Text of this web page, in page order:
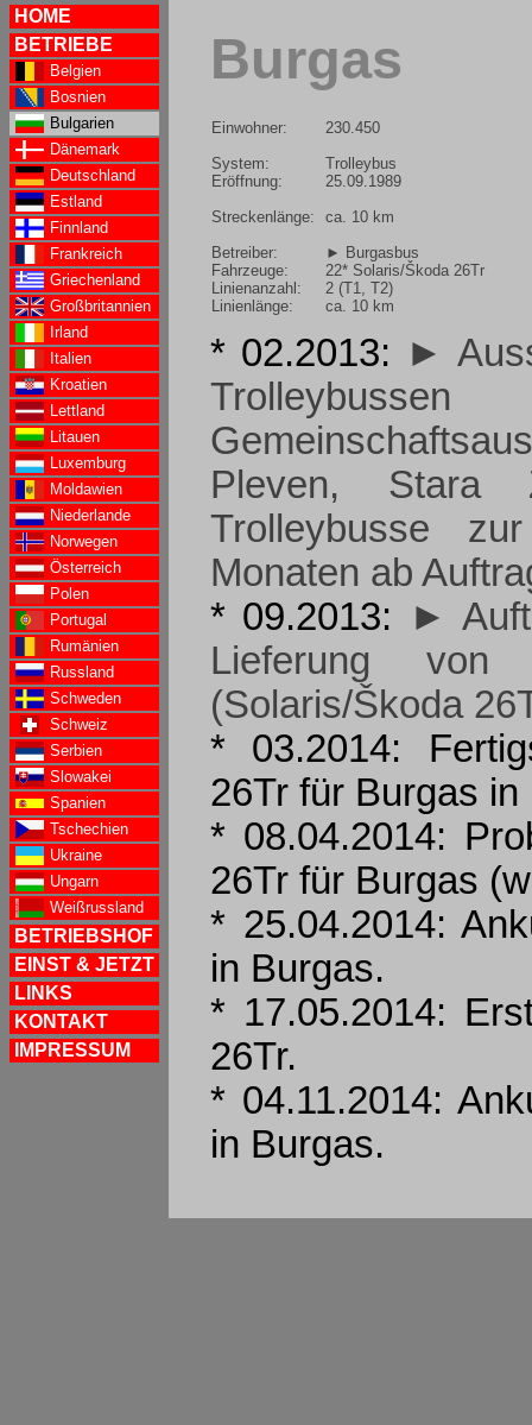
HOME
BETRIEBE
Belgien
Bosnien
Bulgarien
Dänemark
Deutschland
Estland
Finnland
Frankreich
Griechenland
Großbritannien
Irland
Italien
Kroatien
Lettland
Litauen
Luxemburg
Moldawien
Niederlande
Norwegen
Österreich
Polen
Portugal
Rumänien
Russland
Schweden
Schweiz
Serbien
Slowakei
Spanien
Tschechien
Ukraine
Ungarn
Weißrussland
BETRIEBSHOF
EINST & JETZT
LINKS
KONTAKT
IMPRESSUM
Burgas
Einwohner:
System:
Eröffnung:
Streckenlänge:
Betreiber:
Fahrzeuge:
Linienanzahl:
Linienlänge:
230.450
Trolleybus
25.09.1989
ca. 10 km
► Burgasbus
22* Solaris/Škoda 26Tr
2 (T1, T2)
ca. 10 km
* 02.2013: ►
Pleven, Stara
Trolleybusse
Monaten ab
* 09.2013:
►
Lieferung von
(Solaris/Škoda
* 03.2014:
26Tr für Burgas in
* 08.04.2014:
26Tr für Burgas
* 25.04.2014:
in Burgas.
* 17.05.2014:
26Tr.
* 04.11.2014:
in Burgas.